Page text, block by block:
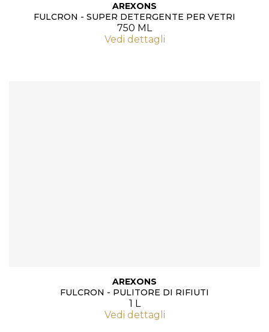
AREXONS
FULCRON - SUPER DETERGENTE PER VETRI
750 ML
Vedi dettagli
AREXONS
FULCRON - PULITORE DI RIFIUTI
1 L
Vedi dettagli